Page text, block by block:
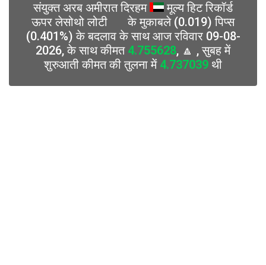
संयुक्त अरब अमीरात दिरहम
मूल्य हिट रिकॉर्ड
ऊपर लेसोथो लोटी
के मुकाबले (0.019) पिप्स
(0.401%) के बदलाव के साथ आज रविवार 09-08-
2026, के साथ कीमत 4.755628, 🔼 , सुबह में
शुरुआती कीमत की तुलना में 4.737039 थी